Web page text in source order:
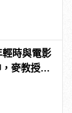
時與電影
麥教授根